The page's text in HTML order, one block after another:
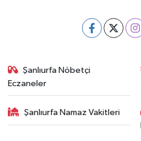
Şanlıurfa Nöbetçi
Eczaneler
Şanlıurfa Namaz Vakitleri